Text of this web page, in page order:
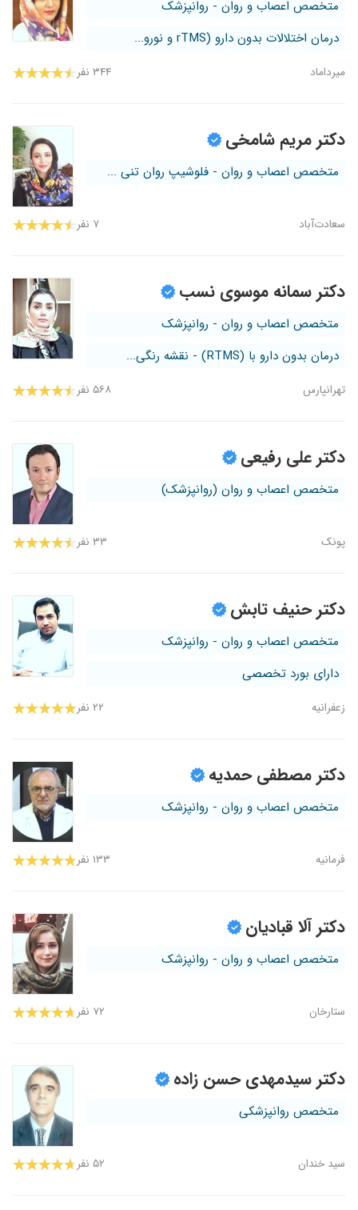
متخصص اعصاب و روان - روانپزشک
درمان اختلالات بدون دارو (rTMS و نورو...
میرداماد ۳۴۴ نفر
دکتر مریم شامخی
متخصص اعصاب و روان - فلوشیپ روان تنی ...
سعادت‌آباد ۷ نفر
دکتر سمانه موسوی نسب
متخصص اعصاب و روان - روانپزشک
درمان بدون دارو با (RTMS) - نقشه رنگی...
تهرانپارس ۵۶۸ نفر
دکتر علی رفیعی
متخصص اعصاب و روان (روانپزشک)
پونک ۳۳ نفر
دکتر حنیف تابش
متخصص اعصاب و روان - روانپزشک
دارای بورد تخصصی
زعفرانیه ۲۲ نفر
دکتر مصطفی حمدیه
متخصص اعصاب و روان - روانپزشک
فرمانیه ۱۳۳ نفر
دکتر آلا قبادیان
متخصص اعصاب و روان - روانپزشک
ستارخان ۷۲ نفر
دکتر سیدمهدی حسن زاده
متخصص روانپزشکی
سید خندان ۵۲ نفر